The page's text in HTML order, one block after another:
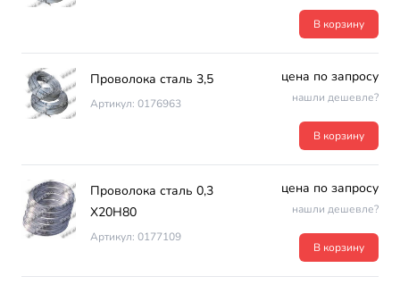
В корзину
Проволока сталь 3,5
Артикул: 0176963
цена по запросу
нашли дешевле?
В корзину
Проволока сталь 0,3
Х20Н80
Артикул: 0177109
цена по запросу
нашли дешевле?
В корзину